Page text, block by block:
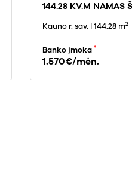
144.28 KV.M NAMAS
Kauno r. sav. | 144.28 m2
Banko įmoka *
1.570€/mėn.